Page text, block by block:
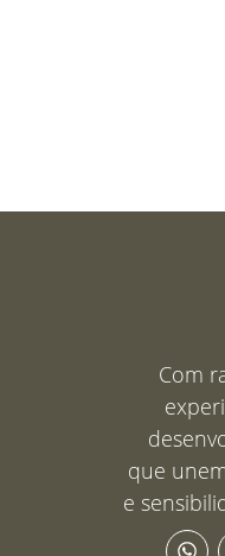
Com
que
e